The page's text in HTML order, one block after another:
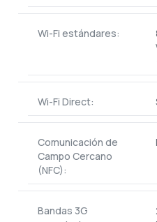
Wi-Fi estándares:
Wi-Fi Direct:
Comunicación de
Campo Cercano
(NFC):
Bandas 3G